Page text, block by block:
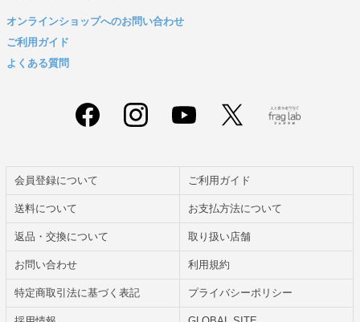
オンラインショップへのお問い合わせ
ご利用ガイド
よくある質問
会員登録について ご利用ガイド
送料について お支払方法について
返品・交換について 取り扱い店舗
お問い合わせ 利用規約
特定商取引法に基づく表記 プライバシーポリシー